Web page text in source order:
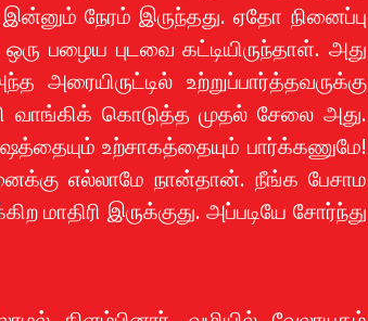
நேரம் இருந்தது. ஏதோ நினைப்பு
பழைய புடவை கட்டியிருந்தாள். அது
உற்றுப்பார்த்தவருக்கு
வாங்கிக் கொடுத்த முதல் சேலை அது.
உற்சாகத்தையும் பார்க்கணுமே!
எல்லாமே நான்தான். நீங்க பேசாம
மாதிரி இருக்குது. அப்படியே சோர்ந்து